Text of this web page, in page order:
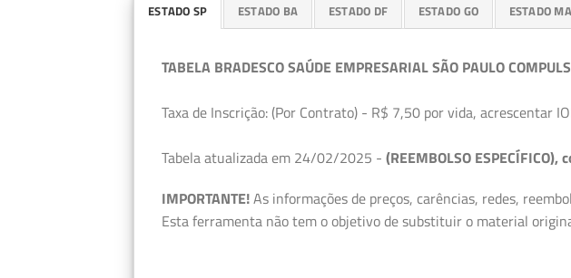
ESTADO SP ESTADO BA ESTADO DF ESTADO GO ESTADO MA
TABELA BRADESCO SAÚDE EMPRESARIAL SÃO PAULO
Taxa de Inscrição: (Por Contrato) - R$ 7,50 por vida, acrescentar
Tabela atualizada em 24/02/2025 - (REEMBOLSO
IMPORTANTE!As informações de preços, carências, redes,
Esta ferramenta não tem o objetivo de substituir o material